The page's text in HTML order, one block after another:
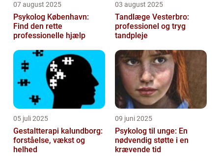
07 august 2025
Psykolog København:
Find den rette
professionelle hjælp
03 august 2025
Tandlæge Vesterbro:
professionel og tryg
tandpleje
05 juli 2025
Gestaltterapi kalundborg:
forståelse, vækst og
helhed
09 juni 2025
Psykolog til unge: En
nødvendig støtte i en
krævende tid